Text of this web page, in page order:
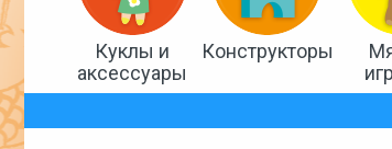
Куклы и
аксессуары
Конструкторы